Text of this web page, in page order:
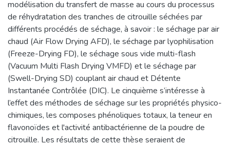
modélisation du transfert de masse au cours du processus
de réhydratation des tranches de citrouille séchées par
différents procédés de séchage, à savoir : le séchage par air
chaud (Air Flow Drying AFD), le séchage par lyophilisation
(Freeze-Drying FD), le séchage sous vide multi-flash
(Vacuum Multi Flash Drying VMFD) et le séchage par
(Swell-Drying SD) couplant air chaud et Détente
Instantanée Contrôlée (DIC). Le cinquième s’intéresse à
l’effet des méthodes de séchage sur les propriétés physico-
chimiques, les composes phénoliques totaux, la teneur en
flavonoïdes et l'activité antibactérienne de la poudre de
citrouille. Les résultats de cette thèse seraient de